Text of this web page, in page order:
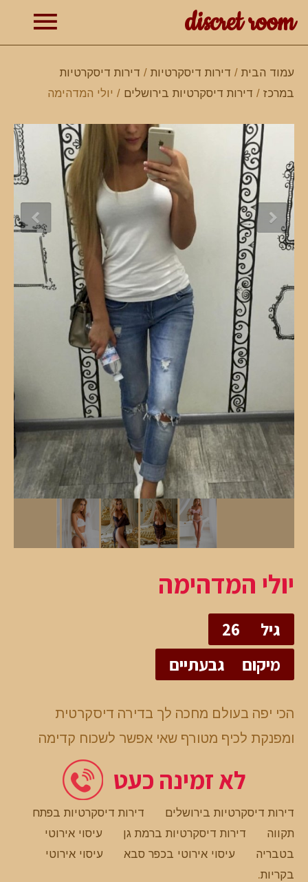
discret room
עמוד הבית / דירות דיסקרטיות / דירות דיסקרטיות
במרכז / דירות דיסקרטיות בירושלים / יולי המדהימה
יולי המדהימה
גיל
26
מיקום
גבעתיים
הכי יפה בעולם מחכה לך בדירה דיסקרטית
ומפנקת לכיף מטורף שאי אפשר לשכוח קדימה
לא זמינה כעט
דירות דיסקרטיות בירושלים
דירות דיסקרטיות בפתח
תקווה
דירות דיסקרטיות ברמת גן
עיסוי אירוטי
בטבריה
עיסוי אירוטי בכפר סבא
עיסוי אירוטי
בקריות.